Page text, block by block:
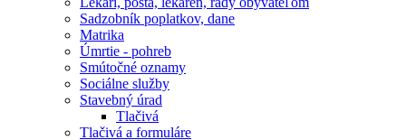
Sadzobník poplatkov, dane
Matrika
Úmrtie - pohreb
Smútočné oznamy
Sociálne služby
Stavebný úrad
Tlačivá
Tlačivá a formuláre